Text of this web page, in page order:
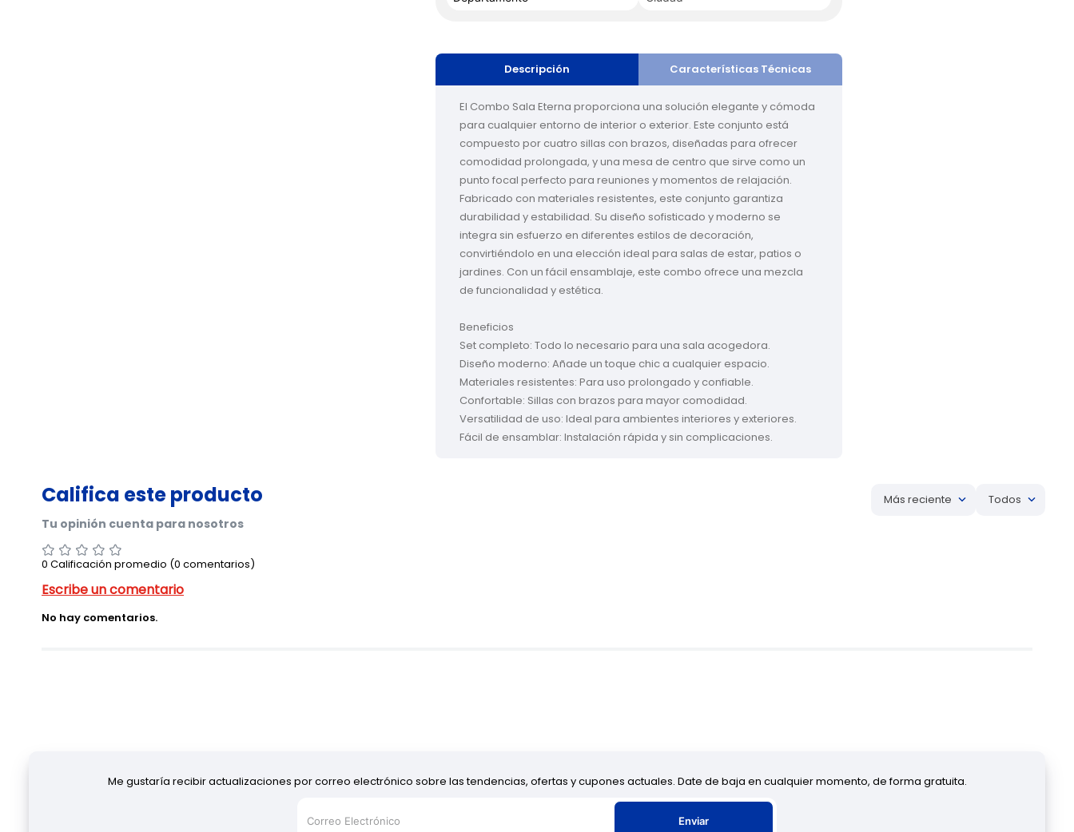
Descripción Características Técnicas
El Combo Sala Eterna proporciona una solución elegante y cómoda
para cualquier entorno de interior o exterior. Este conjunto está
compuesto por cuatro sillas con brazos, diseñadas para ofrecer
comodidad prolongada, y una mesa de centro que sirve como un
punto focal perfecto para reuniones y momentos de relajación.
Fabricado con materiales resistentes, este conjunto garantiza
durabilidad y estabilidad. Su diseño sofisticado y moderno se
integra sin esfuerzo en diferentes estilos de decoración,
convirtiéndolo en una elección ideal para salas de estar, patios o
jardines. Con un fácil ensamblaje, este combo ofrece una mezcla
de funcionalidad y estética.
Beneficios
Set completo: Todo lo necesario para una sala acogedora.
Diseño moderno: Añade un toque chic a cualquier espacio.
Materiales resistentes: Para uso prolongado y confiable.
Confortable: Sillas con brazos para mayor comodidad.
Versatilidad de uso: Ideal para ambientes interiores y exteriores.
Fácil de ensamblar: Instalación rápida y sin complicaciones.
0 Calificación promedio (0 comentarios)
Más reciente Todos
No hay comentarios.
Me gustaría recibir actualizaciones por correo electrónico sobre las tendencias, ofertas y cupones actuales. Date de baja en cualquier momento, de forma gratuita.
Enviar